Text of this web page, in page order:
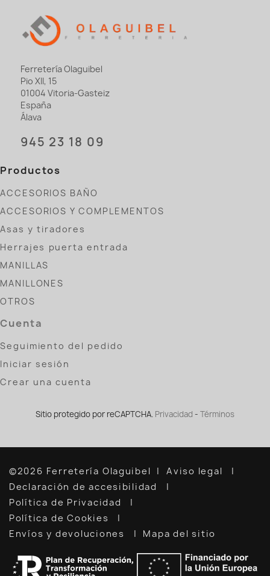
Ferretería Olaguibel
Pio XII, 15
01004 Vitoria-Gasteiz
España
Álava
945 23 18 09
Productos
ACCESORIOS BAÑO
ACCESORIOS Y COMPLEMENTOS
Asas y tiradores
Herrajes puerta entrada
MANILLAS
MANILLONES
OTROS
Cuenta
Seguimiento del pedido
Iniciar sesión
Crear una cuenta
Sitio protegido por reCAPTCHA. Privacidad - Términos
©2026 Ferretería Olaguibel
Aviso legal
Declaración de accesibilidad
Política de Privacidad
Política de Cookies
Envíos y devoluciones
Mapa del sitio